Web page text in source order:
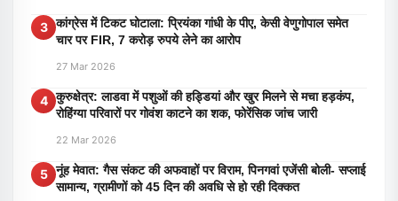
3 कांग्रेस में टिकट घोटाला: प्रियंका गांधी के पीए, केसी वेणुगोपाल समेत
चार पर FIR, 7 करोड़ रुपये लेने का आरोप
27 Mar 2026
4 कुरुक्षेत्र: लाडवा में पशुओं की हड्डियां और खुर मिलने से मचा हड़कंप,
रोहिंग्या परिवारों पर गोवंश काटने का शक, फोरेंसिक जांच जारी
22 Mar 2026
5 नूंह मेवात: गैस संकट की अफवाहों पर विराम, पिनगवां एजेंसी बोली- सप्लाई
सामान्य, ग्रामीणों को 45 दिन की अवधि से हो रही दिक्कत